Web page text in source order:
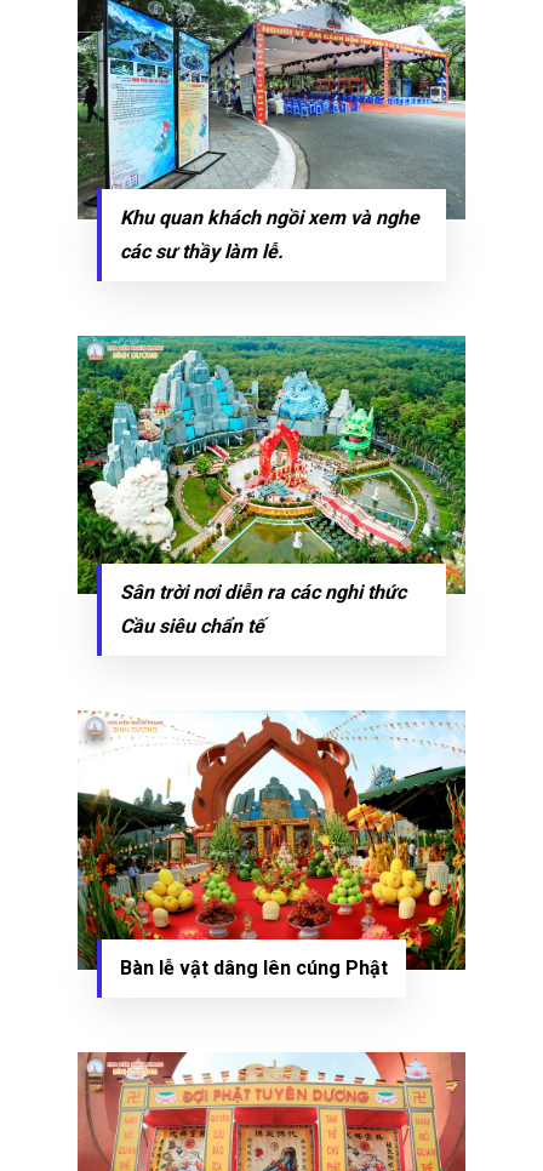
Khu quan khách ngồi xem và nghe
các sư thầy làm lễ.
Sân trời nơi diễn ra các nghi thức
Cầu siêu chẩn tế
Bàn lễ vật dâng lên cúng Phật